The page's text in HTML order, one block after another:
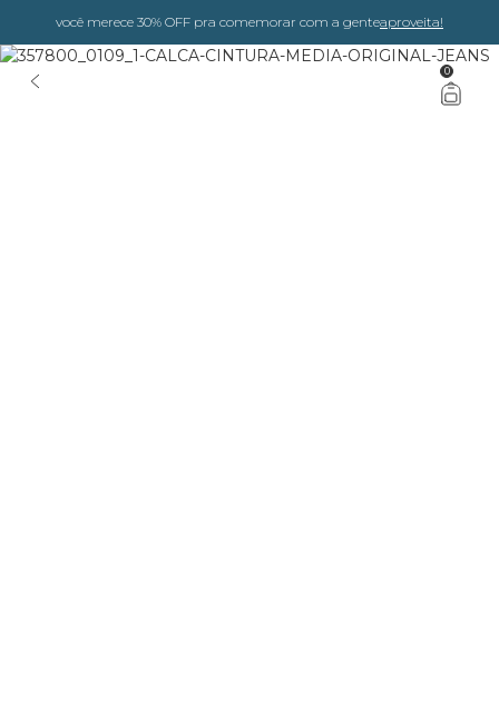
você merece 30% OFF pra comemorar com a genteaproveita!
0